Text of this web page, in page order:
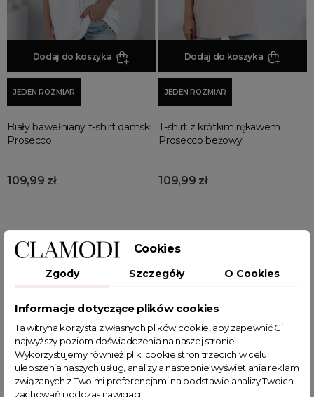
Dodaj do koszyka
JEDEN ROZMIAR
Biały bawełniany t-shirt damski
Prosecco
109,99 zł
Dodaj do koszyka
JEDEN ROZMIAR
T-shirt z krótkim rękawem
Prosecco beżowy
109,99 zł
Wyświetlono: 1-12 z 64 pozycji
Uniwersalnośćkoszulek bawełnianych
damskich
Koszulki bawełniane damskieto niezwykle
uniwersalny element garderoby. Pasują do każdej
Cookies
Zgody Szczegóły O Cookies
Informacje dotyczące plików cookies
Ta witryna korzysta z własnych plików cookie, aby zapewnić Ci
najwyższy poziom doświadczenia na naszej stronie .
Wykorzystujemy również pliki cookie stron trzecich w celu
ulepszenia naszych usług, analizy a nastepnie wyświetlania reklam
związanych z Twoimi preferencjami na podstawie analizy Twoich
zachowań podczas nawigacji.